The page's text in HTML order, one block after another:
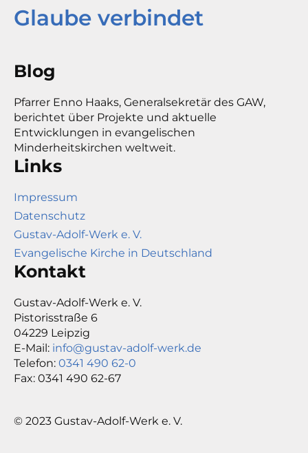
Glaube verbindet
Blog
Pfarrer Enno Haaks, Generalsekretär des GAW,
berichtet über Projekte und aktuelle
Entwicklungen in evangelischen
Minderheitskirchen weltweit.
Links
Impressum
Datenschutz
Gustav-Adolf-Werk e. V.
Evangelische Kirche in Deutschland
Kontakt
Gustav-Adolf-Werk e. V.
Pistorisstraße 6
04229 Leipzig
E-Mail: info@gustav-adolf-werk.de
Telefon: 0341 490 62-0
Fax: 0341 490 62-67
© 2023 Gustav-Adolf-Werk e. V.